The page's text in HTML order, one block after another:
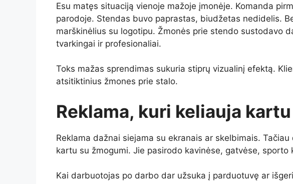
Esu matęs situaciją vienoje mažoje įmonėje. Komanda
parodoje. Stendas buvo paprastas, biudžetas nedidelis.
marškinėlius su logotipu. Žmonės prie stendo sustodavo
tvarkingai ir profesionaliai.
Toks mažas sprendimas sukuria stiprų vizualinį efektą.
atsitiktinius žmones prie stalo.
Reklama, kuri keliauja
Reklama dažnai siejama su ekranais ar skelbimais.
kartu su žmogumi. Jie pasirodo kavinėse, gatvėse, sporto
Kai darbuotojas po darbo dar užsuka į parduotuvę ar